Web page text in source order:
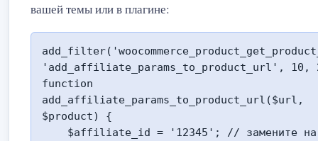
вашей темы или в плагине:
'add_affiliate_params_to_product_url', 10,
function
add_affiliate_params_to_product_url($url,
$product) {